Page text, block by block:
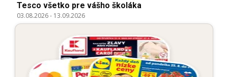
Tesco všetko pre vášho školáka
03.08.2026- 13.09.2026